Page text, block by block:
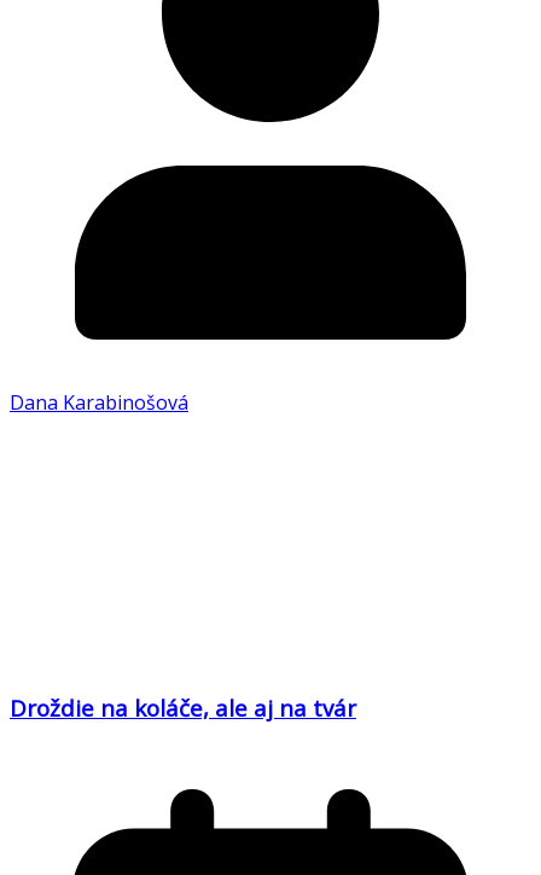
Dana Karabinošová
Droždie na koláče, ale aj na tvár